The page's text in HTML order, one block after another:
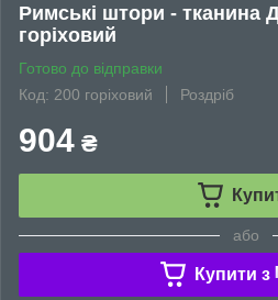
Римські штори -
горіховий
Готово до відправки
Код: 200 горіховий
Роздріб
904 ₴
або
Купити з